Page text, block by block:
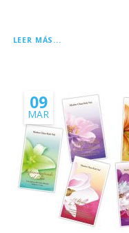
LEER MÁS...
09
MAR